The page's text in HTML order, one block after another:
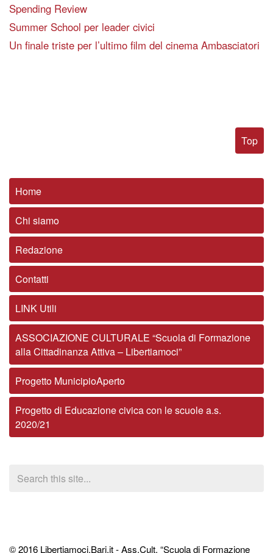
Spending Review
Summer School per leader civici
Un finale triste per l’ultimo film del cinema Ambasciatori
Top
Home
Chi siamo
Redazione
Contatti
LINK Utili
ASSOCIAZIONE CULTURALE “Scuola di Formazione
alla Cittadinanza Attiva – Libertiamoci”
Progetto MunicipioAperto
Progetto di Educazione civica con le scuole a.s.
2020/21
© 2016 Libertiamoci.Bari.it - Ass.Cult. “Scuola di Formazione